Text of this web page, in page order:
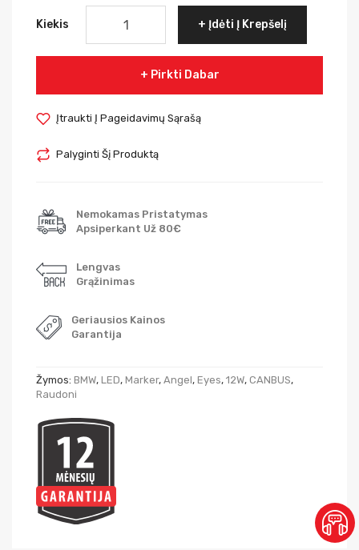
Kiekis Įdėti Į Krepšelį
Pirkti Dabar
Įtraukti Į Pageidavimų Sąrašą
Palyginti Šį Produktą
Nemokamas Pristatymas
Apsiperkant Už 80€
Lengvas
Grąžinimas
Geriausios Kainos
Garantija
Žymos: BMW, LED, Marker, Angel, Eyes, 12W, CANBUS,
Raudoni